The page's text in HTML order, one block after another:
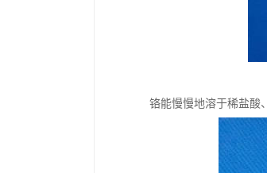
铬能慢慢地溶于稀盐酸